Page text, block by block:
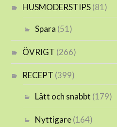
HUSMODERSTIPS(81)
Spara (51)
ÖVRIGT (266)
RECEPT (399)
Lätt och snabbt (179)
Nyttigare(164)